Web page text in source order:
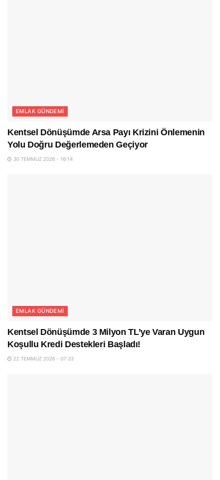
EMLAK GÜNDEMI
Kentsel Dönüşümde Arsa Payı Krizini Önlemenin
Yolu Doğru Değerlemeden Geçiyor
30 TEMMUZ 2026 - 16:14
EMLAK GÜNDEMI
Kentsel Dönüşümde 3 Milyon TL’ye Varan Uygun
Koşullu Kredi Destekleri Başladı!
22 TEMMUZ 2026 - 07:33